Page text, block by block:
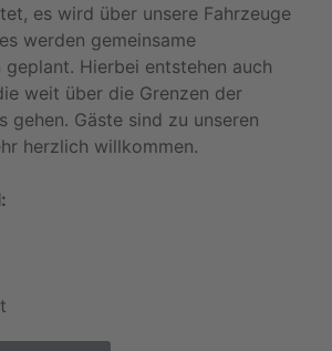
es wird über unsere Fahrzeuge
werden gemeinsame
geplant. Hierbei entstehen auch
weit über die Grenzen der
gehen. Gäste sind zu unseren
herzlich willkommen.